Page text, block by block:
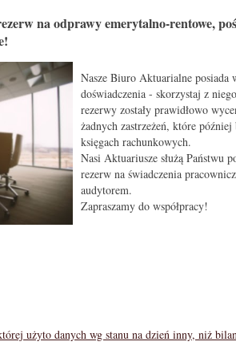
na odprawy emerytalno-rentowe,
Nasze Biuro Aktuarialne posiada
doświadczenia - skorzystaj z
rezerwy zostały prawidłowo
żadnych zastrzeżeń, które
księgach rachunkowych.
Nasi Aktuariusze służą Państwu
rezerw na świadczenia
audytorem.
Zapraszamy do współpracy!
użyto danych wg stanu na dzień inny, niż